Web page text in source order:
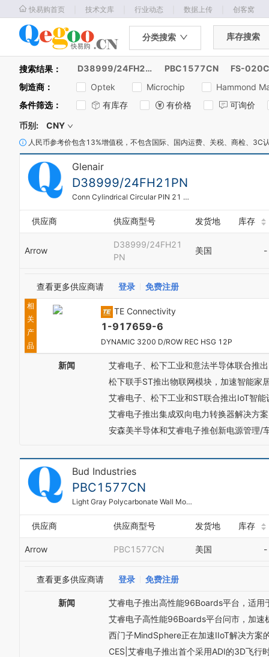
快易购首页 技术文库 行业动态 数据上传 创客窝
分类搜索 库存搜索
搜索结果： D38999/24FH21PN
PBC1577CN
制造商 ： Optek Microchip
Hammond
条件筛选： 有库存 有价格
可询价
币别:
CNY
人民币参考价包含13%增值税，不包含国际、国内运费、关税、商检、3C
Glenair
D38999/24FH21PN
Conn Cylindrical Circular PIN 21 POS Crimp ST Jam Nut 21 Terminal 1 Port
供应商 供应商型号 发货地 库存
Arrow
D38999/24FH21
PN
美国 -
查看更多供应商请 登录 免费注册
相
关
产
品
TE Connectivity
1-917659-6
DYNAMIC 3200 D/ROW REC HSG 12P
新闻
艾睿电子、松下工业和意法半导体联合推
松下联手ST推出物联网模块，加速智能家
艾睿电子、松下工业和ST联合推出IoT智能
艾睿电子推出集成双向电力转换器解决方
安森美半导体和艾睿电子推创新电源管理/
Bud Industries
PBC1577CN
Light Gray Polycarbonate Wall Mount NEMA 4X Enclosure
供应商 供应商型号 发货地 库存
Arrow PBC1577CN 美国 -
查看更多供应商请 登录 免费注册
新闻
艾睿电子推出高性能96Boards平台，适用
艾睿电子高性能96Boards平台问市，加速
西门子MindSphere正在加速IIoT解决方案
CES|艾睿电子推出首个采用ADI的3D飞行